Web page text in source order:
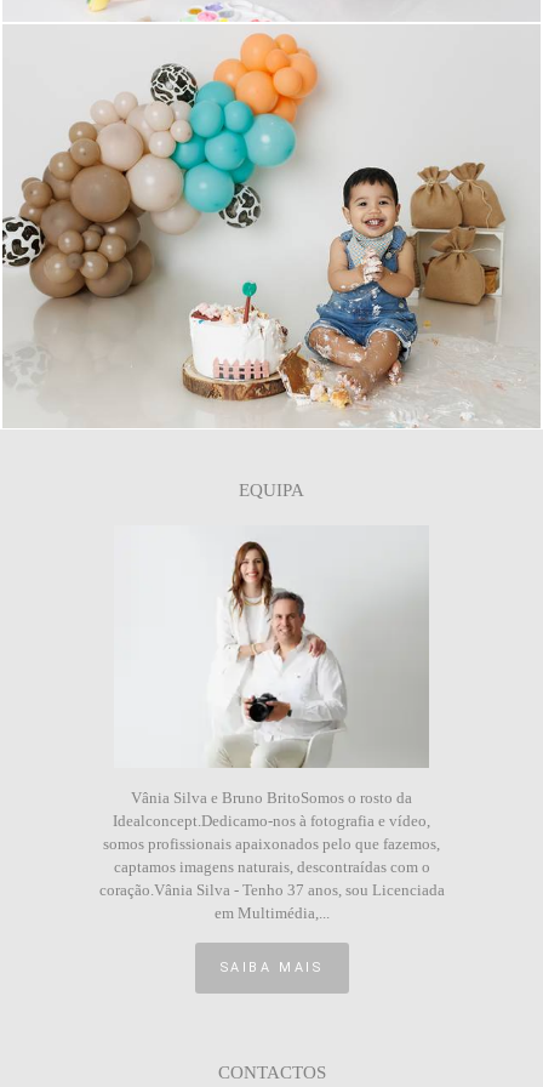
EQUIPA
Vânia Silva e Bruno BritoSomos o rosto da
Idealconcept.Dedicamo-nos à fotografia e vídeo,
somos profissionais apaixonados pelo que fazemos,
captamos imagens naturais, descontraídas com o
coração.Vânia Silva - Tenho 37 anos, sou Licenciada
em Multimédia,...
SAIBA MAIS
CONTACTOS